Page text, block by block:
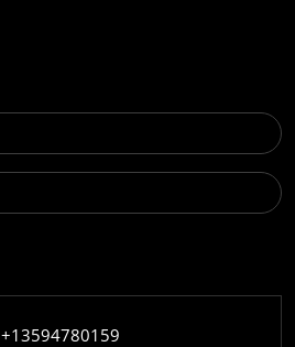
+13594780159